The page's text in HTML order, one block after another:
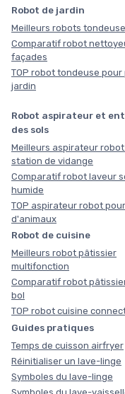
Robot de jardin
Meilleurs robots
Comparatif robot
façades
TOP robot tondeuse
jardin
Robot aspirateur et
des sols
Meilleurs aspirateur
station de vidange
Comparatif robot laveur
humide
TOP aspirateur robot
d'animaux
Robot de cuisine
Meilleurs robot pâtissier
multifonction
Comparatif robot
bol
TOP robot cuisine
Guides pratiques
Temps de cuisson airfryer
Réinitialiser un lave-linge
Symboles du lave-linge